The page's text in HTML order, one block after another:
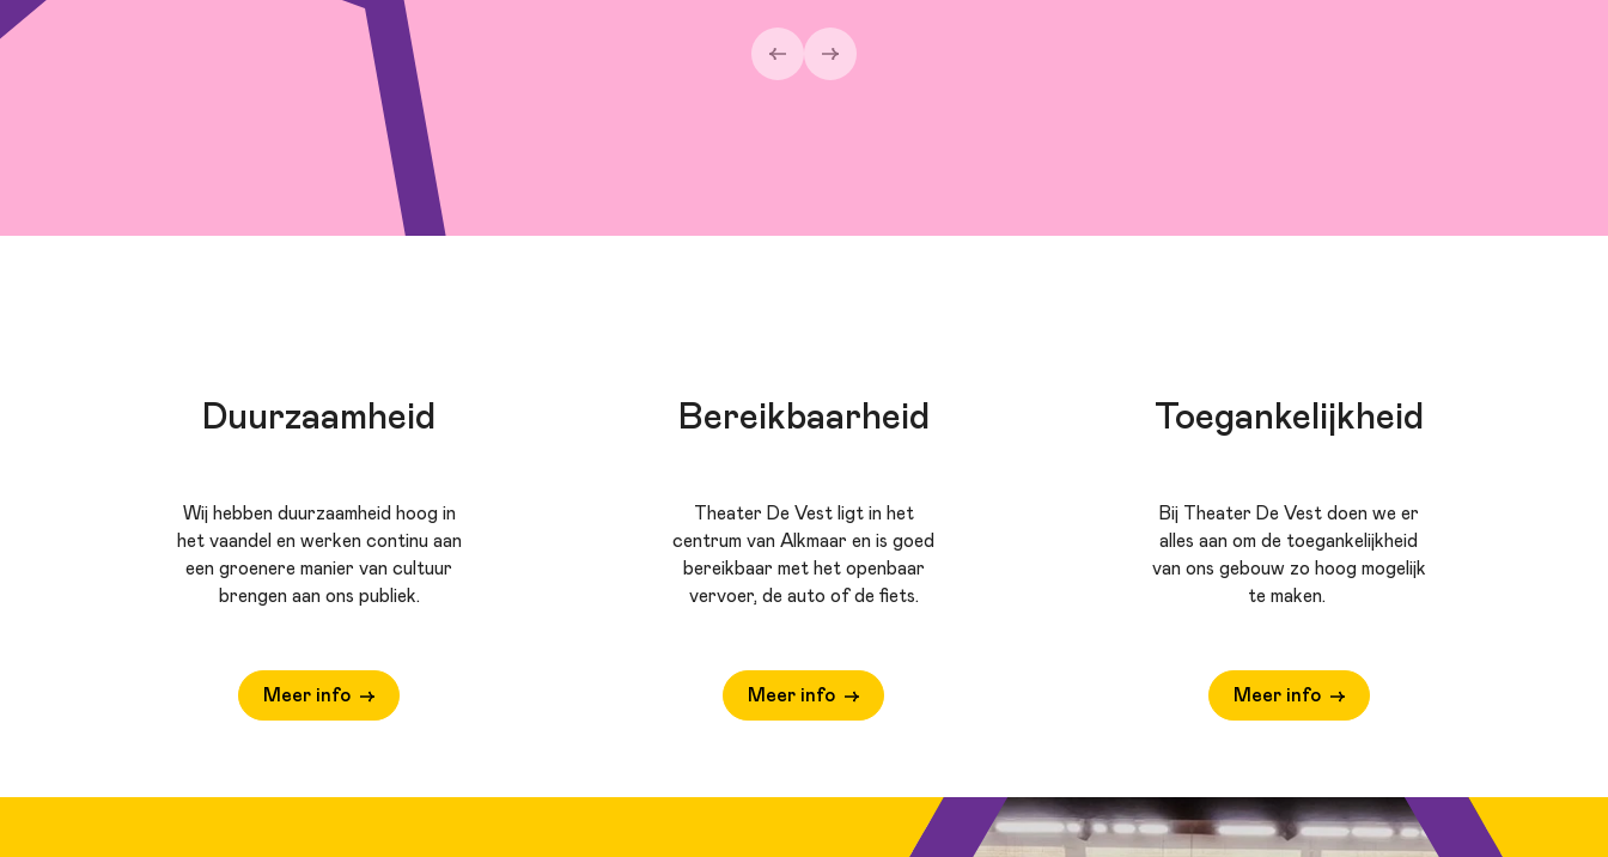
Duurzaamheid
Wij hebben duurzaamheid hoog in
het vaandel en werken continu aan
een groenere manier van cultuur
brengen aan ons publiek.
Meer info
Bereikbaarheid
Theater De Vest ligt in het
centrum van Alkmaar en is goed
bereikbaar met het openbaar
vervoer, de auto of de fiets.
Meer info
Toegankelijkheid
Bij Theater De Vest doen we er
alles aan om de toegankelijkheid
van ons gebouw zo hoog mogelijk
te maken.
Meer info